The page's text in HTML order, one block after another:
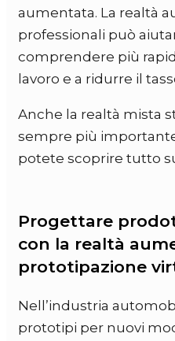
aumentata. La realtà
professionali può
comprendere più
lavoro e a ridurre il
Anche la realtà mista
sempre più
potete scoprire tutto
Progettare
con la realtà
prototipazione
Nell’industria
prototipi per nuovi